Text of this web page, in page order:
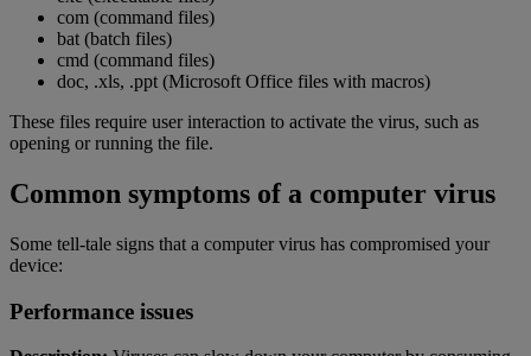
com (command files)
bat (batch files)
cmd (command files)
doc, .xls, .ppt (Microsoft Office files with macros)
These files require user interaction to activate the virus, such as
opening or running the file.
Common symptoms of a computer virus
Some tell-tale signs that a computer virus has compromised your
device:
Performance issues